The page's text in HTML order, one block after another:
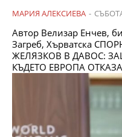
МАРИЯ АЛЕКСИЕВА -
Автор Велизар Енчев,
Загреб, Хърватска СПОРНИЯТ ПОДПИС НА РОСЕН
ЖЕЛЯЗКОВ В ДАВОС:
КЪДЕТО ЕВРОПА